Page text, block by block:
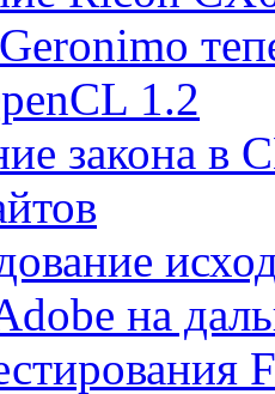
1.2
закона
на